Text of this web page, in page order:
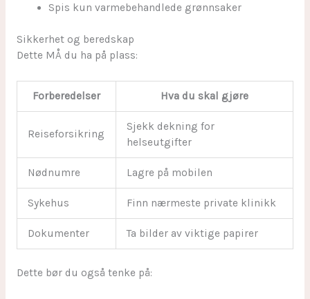
Spis kun varmebehandlede grønnsaker
Sikkerhet og beredskap
Dette MÅ du ha på plass:
Forberedelser Hva du skal gjøre
Reiseforsikring
Sjekk dekning for
helseutgifter
Nødnumre Lagre på mobilen
Sykehus Finn nærmeste private klinikk
Dokumenter Ta bilder av viktige papirer
Dette bør du også tenke på: